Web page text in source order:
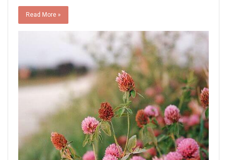
Read More »